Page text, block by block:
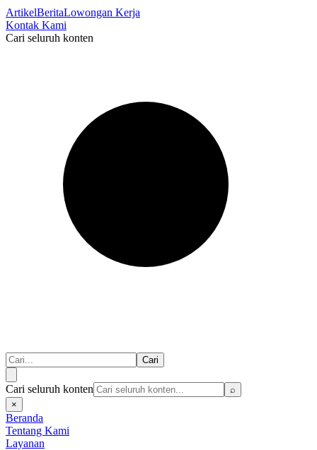
ArtikelBeritaLowongan Kerja
Kontak Kami
Cari seluruh konten
Cari
Cari seluruh konten
⌕
×
Beranda
Tentang Kami
Layanan